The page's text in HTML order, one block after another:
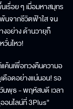
เรื่อย ๆ เมื่อมหาสมุทร
นจากชีวิตฟ้าใส จน
งอย่าง ด้านวายุก็
วั่นไหว!
ค้นเพื่อทวงคืนความอ
ดือดอย่างแน่นอน! รอ
นพุธ - พฤหัสบดี เวลา
นไลน์ที่ 3Plus”